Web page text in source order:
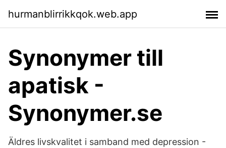
hurmanblirrikkqok.web.app
Synonymer till
apatisk -
Synonymer.se
Äldres livskvalitet i samband med depression -